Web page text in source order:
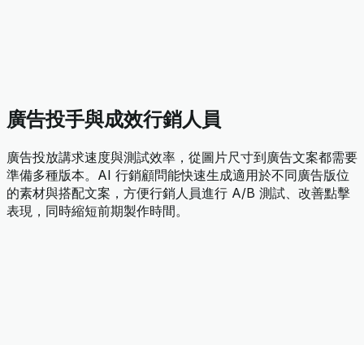
廣告投手與成效行銷人員
廣告投放講求速度與測試效率，從圖片尺寸到廣告文案都需要
準備多種版本。AI 行銷顧問能快速生成適用於不同廣告版位
的素材與搭配文案，方便行銷人員進行 A/B 測試、改善點擊
表現，同時縮短前期製作時間。